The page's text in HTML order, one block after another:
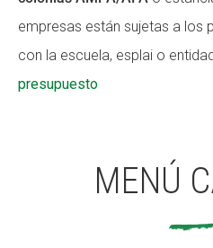
empresas están sujetas a los
con la escuela, esplai o
presupuesto
MENÚ